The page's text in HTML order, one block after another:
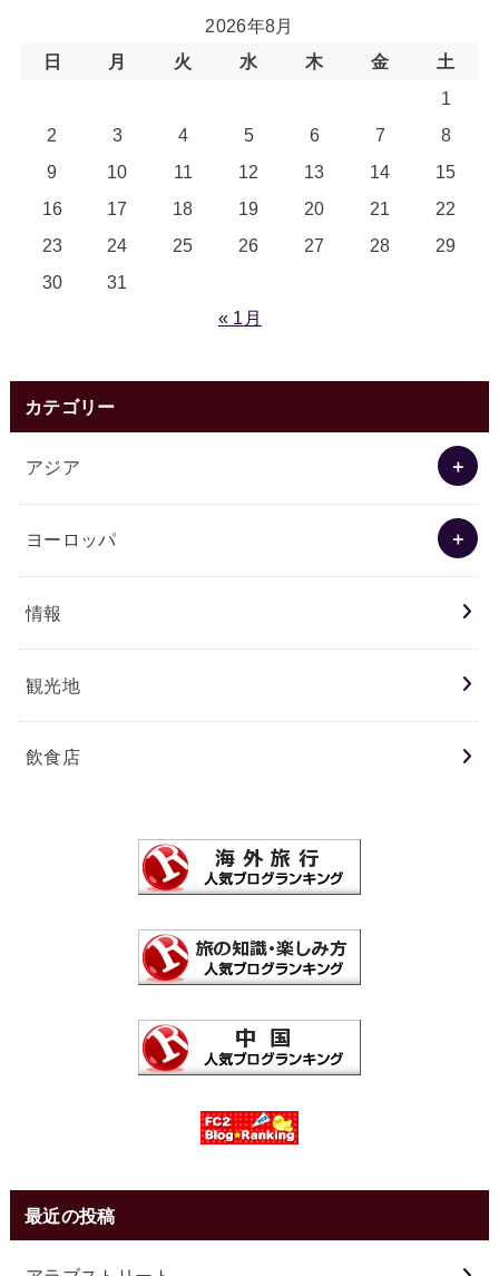
2026年8月
日
月 火 水 木 金
土
1
2
3 4 5 6 7
8
9
10 11 12 13 14
15
16
17 18 19 20 21
22
23
24 25 26 27 28
29
30
31
« 1月
カテゴリー
アジア
ヨーロッパ
情報
観光地
飲食店
最近の投稿